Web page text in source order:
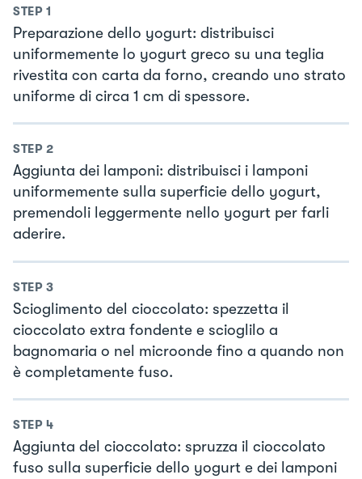
STEP 1
Preparazione dello yogurt: distribuisci
uniformemente lo yogurt greco su una teglia
rivestita con carta da forno, creando uno strato
uniforme di circa 1 cm di spessore.
STEP 2
Aggiunta dei lamponi: distribuisci i lamponi
uniformemente sulla superficie dello yogurt,
premendoli leggermente nello yogurt per farli
aderire.
STEP 3
Scioglimento del cioccolato: spezzetta il
cioccolato extra fondente e scioglilo a
bagnomaria o nel microonde fino a quando non
è completamente fuso.
STEP 4
Aggiunta del cioccolato: spruzza il cioccolato
fuso sulla superficie dello yogurt e dei lamponi